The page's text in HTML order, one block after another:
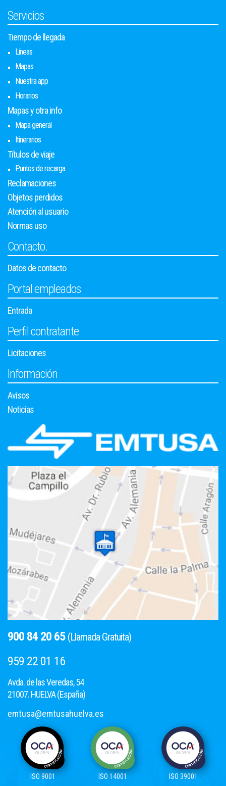
Servicios
Tiempo de llegada
Líneas
Mapas
Nuestra app
Horarios
Mapas y otra info
Mapa general
Itinerarios
Títulos de viaje
Puntos de recarga
Reclamaciones
Objetos perdidos
Atención al usuario
Normas uso
Contacto.
Datos de contacto
Portal empleados
Entrada
Perfil contratante
Licitaciones
Información
Avisos
Noticias
900 84 20 65 (Llamada Gratuita)
959 22 01 16
Avda. de las Veredas, 54
21007. HUELVA (España)
emtusa@emtusahuelva.es
ISO 9001 ISO 14001 ISO 39001